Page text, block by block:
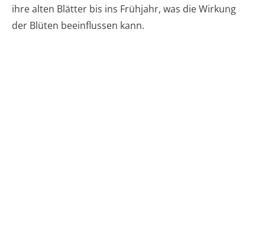
ihre alten Blätter bis ins Frühjahr, was die Wirkung
der Blüten beeinflussen kann.